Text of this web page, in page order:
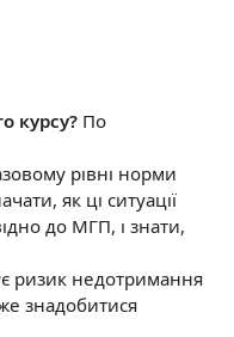
курсу? По
рівні норми
як ці ситуації
до МГП, і знати,
ризик недотримання
знадобитися